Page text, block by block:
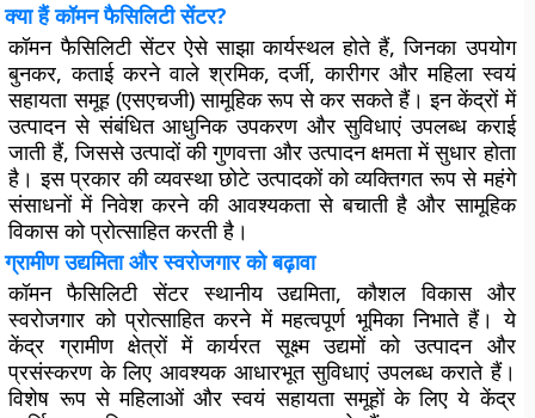
क्या हैं कॉमन फैसिलिटी सेंटर?
कॉमन फैसिलिटी सेंटर ऐसे साझा कार्यस्थल होते हैं, जिनका उपयोग
बुनकर, कताई करने वाले श्रमिक, दर्जी, कारीगर और महिला स्वयं
सहायता समूह (एसएचजी) सामूहिक रूप से कर सकते हैं। इन केंद्रों में
उत्पादन से संबंधित आधुनिक उपकरण और सुविधाएं उपलब्ध कराई
जाती हैं, जिससे उत्पादों की गुणवत्ता और उत्पादन क्षमता में सुधार होता
है। इस प्रकार की व्यवस्था छोटे उत्पादकों को व्यक्तिगत रूप से महंगे
संसाधनों में निवेश करने की आवश्यकता से बचाती है और सामूहिक
विकास को प्रोत्साहित करती है।
ग्रामीण उद्यमिता और स्वरोजगार को बढ़ावा
कॉमन फैसिलिटी सेंटर स्थानीय उद्यमिता, कौशल विकास और
स्वरोजगार को प्रोत्साहित करने में महत्वपूर्ण भूमिका निभाते हैं। ये
केंद्र ग्रामीण क्षेत्रों में कार्यरत सूक्ष्म उद्यमों को उत्पादन और
प्रसंस्करण के लिए आवश्यक आधारभूत सुविधाएं उपलब्ध कराते हैं।
विशेष रूप से महिलाओं और स्वयं सहायता समूहों के लिए ये केंद्र